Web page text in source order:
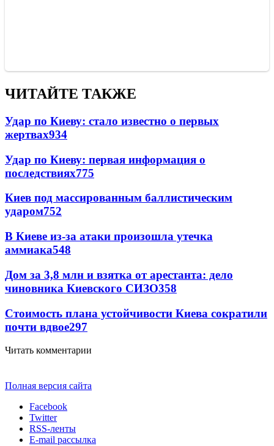
ЧИТАЙТЕ ТАКЖЕ
Удар по Киеву: стало известно о первых
жертвах934
Удар по Киеву: первая информация о
последствиях775
Киев под массированным баллистическим
ударом752
В Киеве из-за атаки произошла утечка
аммиака548
Дом за 3,8 млн и взятка от арестанта: дело
чиновника Киевского СИЗО358
Стоимость плана устойчивости Киева сократили
почти вдвое297
Читать комментарии
Полная версия сайта
Facebook
Twitter
RSS-ленты
E-mail рассылка